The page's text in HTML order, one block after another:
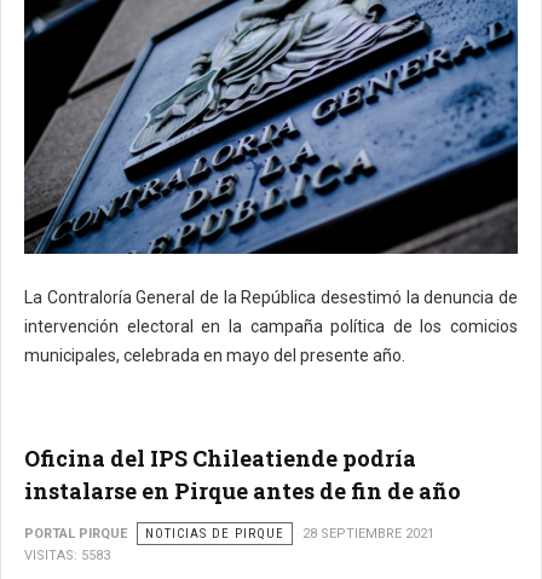
La Contraloría General de la República desestimó la denuncia de
intervención electoral en la campaña política de los comicios
municipales, celebrada en mayo del presente año.
Oficina del IPS Chileatiende podría
instalarse en Pirque antes de fin de año
PORTAL PIRQUE NOTICIAS DE PIRQUE
28 SEPTIEMBRE 2021
VISITAS: 5583